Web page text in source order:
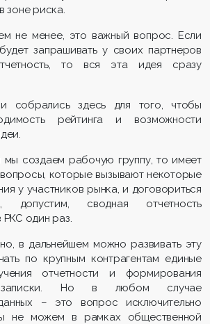
зоне риска.
не менее, это важный вопрос. Если
запрашивать у своих партнеров
то вся эта идея сразу
здесь для того, чтобы
рейтинга и возможности
мы создаем рабочую группу, то имеет
которые вызывают некоторые
у участников рынка, и договориться
сводная отчетность
РКС один раз.
в дальнейшем можно развивать эту
по крупным контрагентам единые
отчетности и формирования
записки. Но в любом случае
– это вопрос исключительно
не можем в рамках общественной